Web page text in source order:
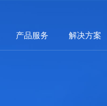
产品服务 解决方案